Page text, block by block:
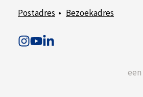
Postadres • Bezoekadres
een